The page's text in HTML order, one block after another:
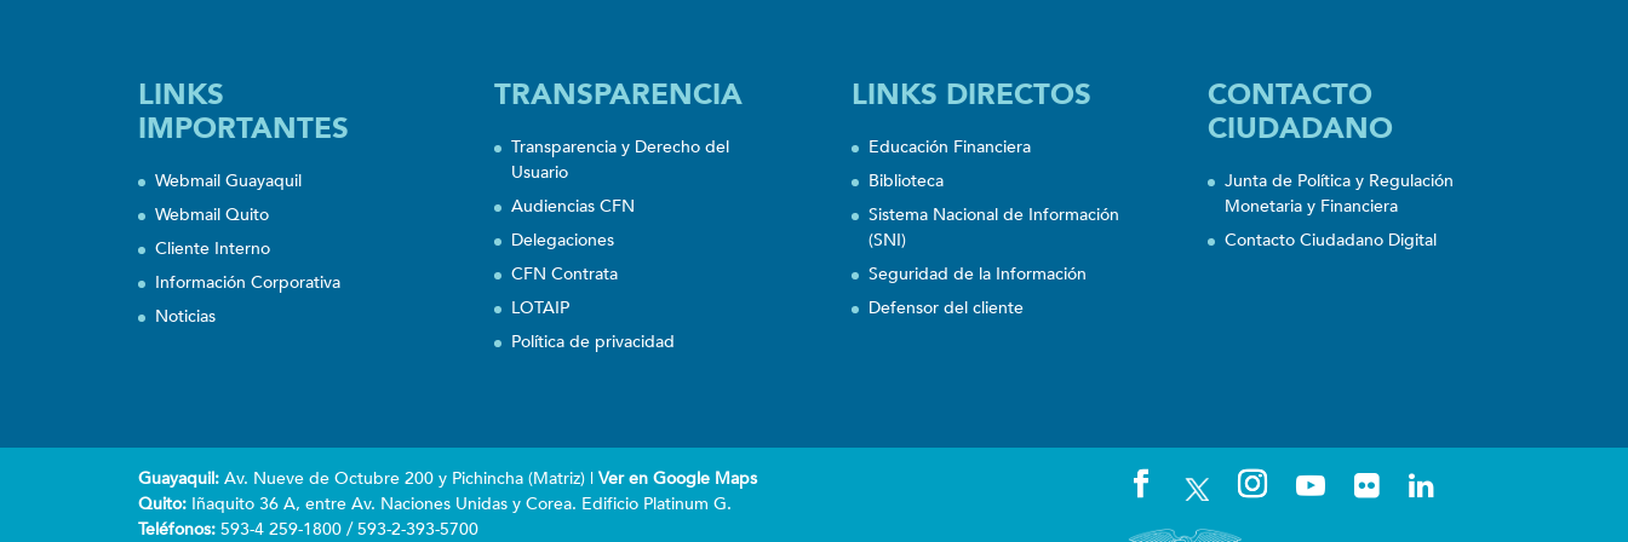
LINKS
IMPORTANTES
Webmail Guayaquil
Webmail Quito
Cliente Interno
Información Corporativa
Noticias
TRANSPARENCIA
Transparencia y Derecho del
Usuario
Audiencias CFN
Delegaciones
CFN Contrata
LOTAIP
Política de privacidad
LINKS DIRECTOS
Educación Financiera
Biblioteca
Sistema Nacional de Información
(SNI)
Seguridad de la Información
Defensor del cliente
CONTACTO
CIUDADANO
Junta de Política y Regulación
Monetaria y Financiera
Contacto Ciudadano Digital
Guayaquil: Av. Nueve de Octubre 200 y Pichincha (Matriz) | Ver en Google Maps
Quito: Iñaquito 36 A, entre Av. Naciones Unidas y Corea. Edificio Platinum G.
Teléfonos: 593-4 259-1800 / 593-2-393-5700